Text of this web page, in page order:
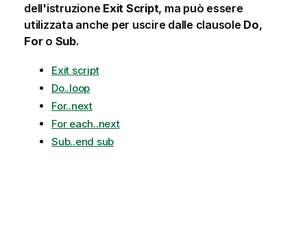
dell'istruzione Exit Script, ma può essere
utilizzata anche per uscire dalle clausole Do,
Foro Sub.
Exit script
Do..loop
For..next
For each..next
Sub..end sub